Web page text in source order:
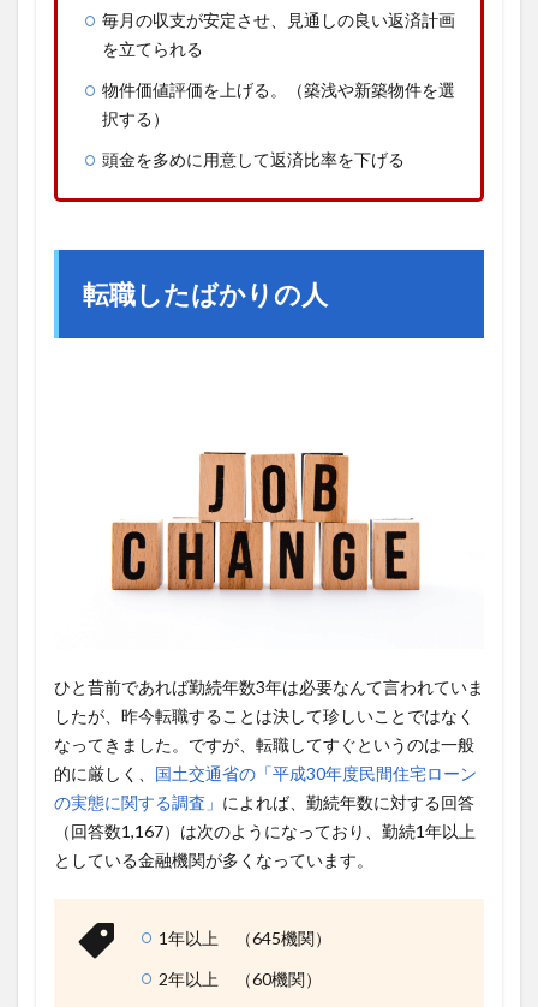
毎月の収支が安定させ、見通しの良い返済計画
を立てられる
物件価値評価を上げる。（築浅や新築物件を選
択する）
頭金を多めに用意して返済比率を下げる
転職したばかりの人
ひと昔前であれば勤続年数3年は必要なんて言われていま
したが、昨今転職することは決して珍しいことではなく
なってきました。ですが、転職してすぐというのは一般
的に厳しく、 国土交通省の「平成30年度民間住宅ローン
の実態に関する調査」 によれば、勤続年数に対する回答
（回答数1,167）は次のようになっており、勤続1年以上
としている金融機関が多くなっています。
1年以上 （645機関）
2年以上 （60機関）